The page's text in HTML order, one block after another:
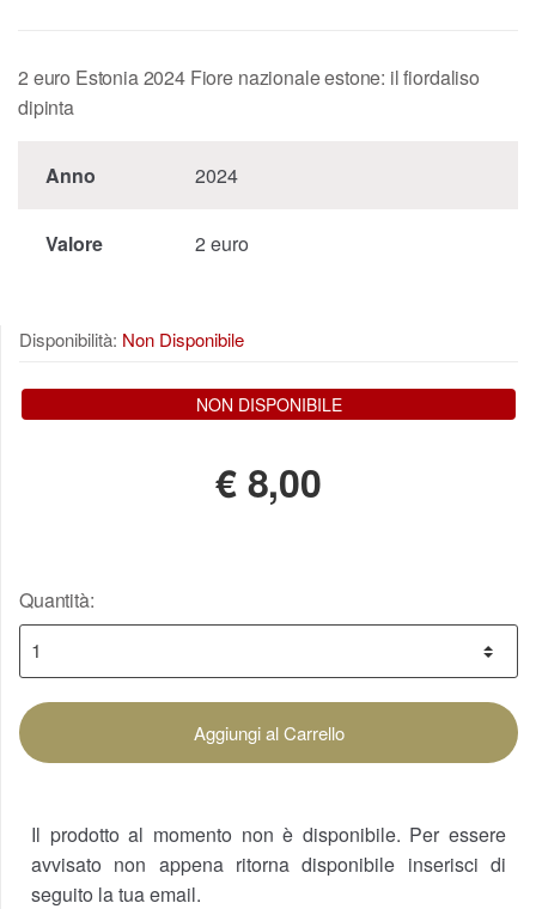
2 euro Estonia 2024 Fiore nazionale estone: il fiordaliso
dipinta
Anno 2024
Valore 2 euro
Disponibilità: Non Disponibile
NON DISPONIBILE
€8,00
Quantità:
Aggiungi al Carrello
Il prodotto al momento non è disponibile. Per essere
avvisato non appena ritorna disponibile inserisci di
seguito la tua email.